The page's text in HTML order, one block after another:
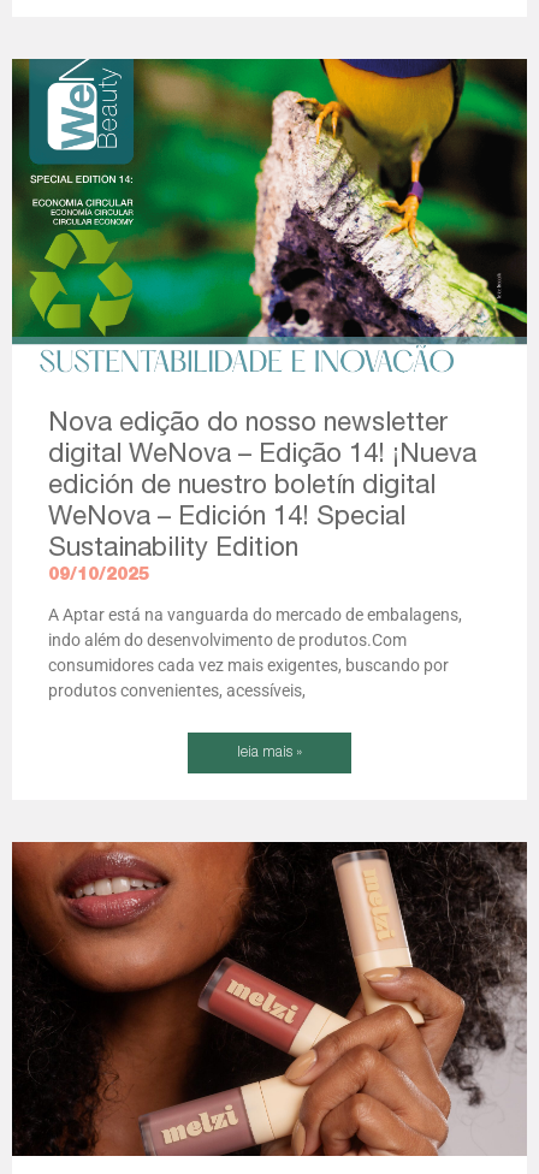
Nova edição do nosso newsletter
digital WeNova – Edição 14! ¡Nueva
edición de nuestro boletín digital
WeNova – Edición 14! Special
Sustainability Edition
09/10/2025
A Aptar está na vanguarda do mercado de embalagens,
indo além do desenvolvimento de produtos.Com
consumidores cada vez mais exigentes, buscando por
produtos convenientes, acessíveis,
leia mais »